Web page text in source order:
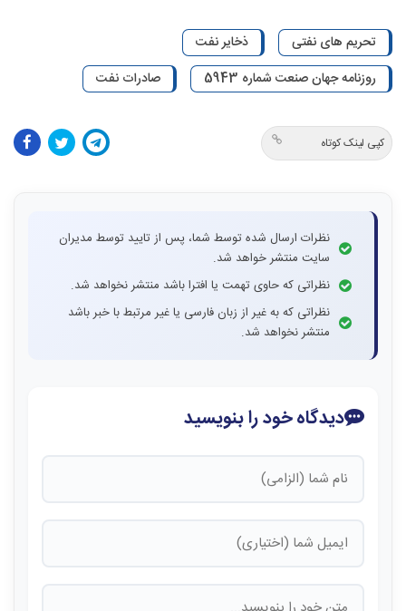
تحریم های نفتی
ذخایر نفت
روزنامه جهان صنعت شماره 5943
صادرات نفت
کپی لینک کوتاه
نظرات ارسال شده توسط شما، پس از تایید توسط مدیران
سایت منتشر خواهد شد.
نظراتی که حاوی تهمت یا افترا باشد منتشر نخواهد شد.
نظراتی که به غیر از زبان فارسی یا غیر مرتبط با خبر باشد
منتشر نخواهد شد.
دیدگاه خود را بنویسید